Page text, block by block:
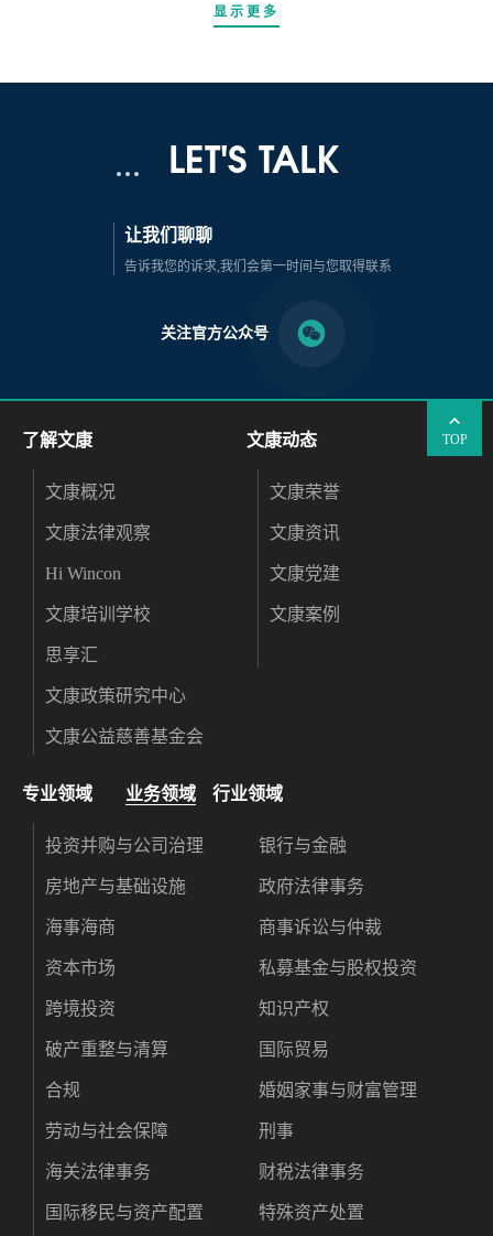
显示更多
LET'S TALK
让我们聊聊
告诉我您的诉求,我们会第一时间与您取得联系
关注官方公众号
TOP
了解文康
文康概况
文康法律观察
Hi Wincon
文康培训学校
思享汇
文康政策研究中心
文康公益慈善基金会
专业领域 业务领域 行业领域
投资并购与公司治理 银行与金融
房地产与基础设施 政府法律事务
海事海商 商事诉讼与仲裁
资本市场 私募基金与股权投资
跨境投资 知识产权
破产重整与清算 国际贸易
合规 婚姻家事与财富管理
劳动与社会保障 刑事
海关法律事务 财税法律事务
国际移民与资产配置 特殊资产处置
文康动态
文康荣誉
文康资讯
文康党建
文康案例